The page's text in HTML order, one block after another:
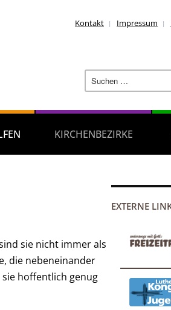
Kontakt Impressum
KIRCHENBEZIRKE
sie nicht immer als
die nebeneinander
hoffentlich genug
EXTERNE